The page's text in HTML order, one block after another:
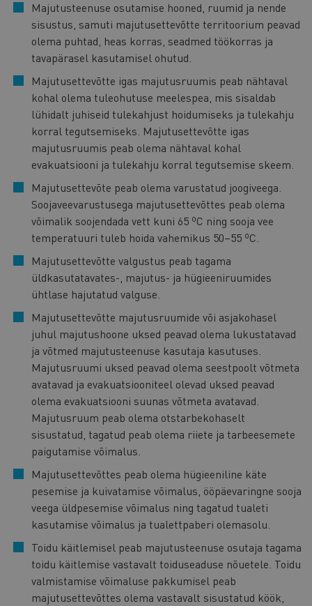
Majutusteenuse osutamise hooned, ruumid ja nende
sisustus, samuti majutusettevõtte territoorium peavad
olema puhtad, heas korras, seadmed töökorras ja
tavapärasel kasutamisel ohutud.
Majutusettevõtte igas majutusruumis peab nähtaval
kohal olema tuleohutuse meelespea, mis sisaldab
lühidalt juhiseid tulekahjust hoidumiseks ja tulekahju
korral tegutsemiseks. Majutusettevõtte igas
majutusruumis peab olema nähtaval kohal
evakuatsiooni ja tulekahju korral tegutsemise skeem.
Majutusettevõte peab olema varustatud joogiveega.
Soojaveevarustusega majutusettevõttes peab olema
võimalik soojendada vett kuni 65 ºC ning sooja vee
temperatuuri tuleb hoida vahemikus 50–55 ºC.
Majutusettevõtte valgustus peab tagama
üldkasutatavates-, majutus- ja hügieeniruumides
ühtlase hajutatud valguse.
Majutusettevõtte majutusruumide või asjakohasel
juhul majutushoone uksed peavad olema lukustatavad
ja võtmed majutusteenuse kasutaja kasutuses.
Majutusruumi uksed peavad olema seestpoolt võtmeta
avatavad ja evakuatsiooniteel olevad uksed peavad
olema evakuatsiooni suunas võtmeta avatavad.
Majutusruum peab olema otstarbekohaselt
sisustatud, tagatud peab olema riiete ja tarbeesemete
paigutamise võimalus.
Majutusettevõttes peab olema hügieeniline käte
pesemise ja kuivatamise võimalus, ööpäevaringne sooja
veega üldpesemise võimalus ning tagatud tualeti
kasutamise võimalus ja tualettpaberi olemasolu.
Toidu käitlemisel peab majutusteenuse osutaja tagama
toidu käitlemise vastavalt toiduseaduse nõuetele. Toidu
valmistamise võimaluse pakkumisel peab
majutusettevõttes olema vastavalt sisustatud köök,